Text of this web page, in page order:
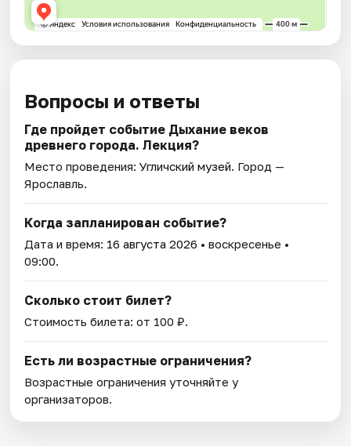
Вопросы и ответы
Где пройдет событие Дыхание веков
древнего города. Лекция?
Место проведения:Угличский музей. Город —
Ярославль.
Когда запланирован событие?
Дата и время: 16 августа 2026 • воскресенье •
09:00.
Сколько стоит билет?
Стоимость билета: от 100 ₽.
Есть ли возрастные ограничения?
Возрастные ограничения уточняйте у
организаторов.